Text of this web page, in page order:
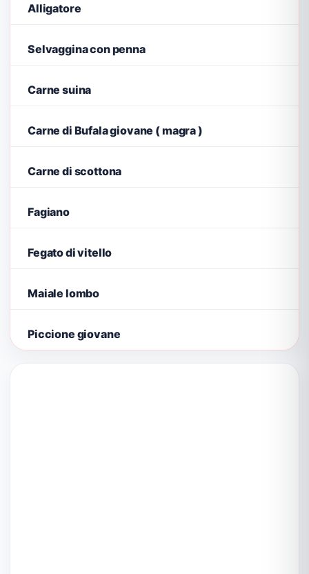
Alligatore
Selvaggina con penna
Carne suina
Carne di Bufala giovane ( magra )
Carne di scottona
Fagiano
Fegato di vitello
Maiale lombo
Piccione giovane